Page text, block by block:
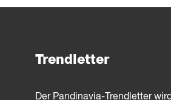
Trendletter
Der Pandinavia-Trendletter